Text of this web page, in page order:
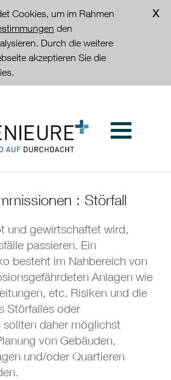
Cookies, um im Rahmen
den
Durch die weitere
akzeptieren Sie die
: Störfall
und gewirtschaftet wird,
passieren. Ein
besteht im Nahbereich von
Anlagen wie
etc. Risiken und die
Störfalles oder
sollten daher möglichst
von Gebäuden,
und/oder Quartieren